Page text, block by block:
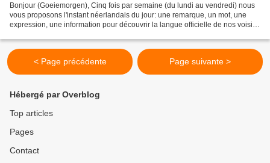
Bonjour (Goeiemorgen), Cinq fois par semaine (du lundi au vendredi) nous
vous proposons l'instant néerlandais du jour: une remarque, un mot, une
expression, une information pour découvrir la langue officielle de nos voisins
< Page précédente Page suivante >
Hébergé par Overblog
Top articles
Pages
Contact